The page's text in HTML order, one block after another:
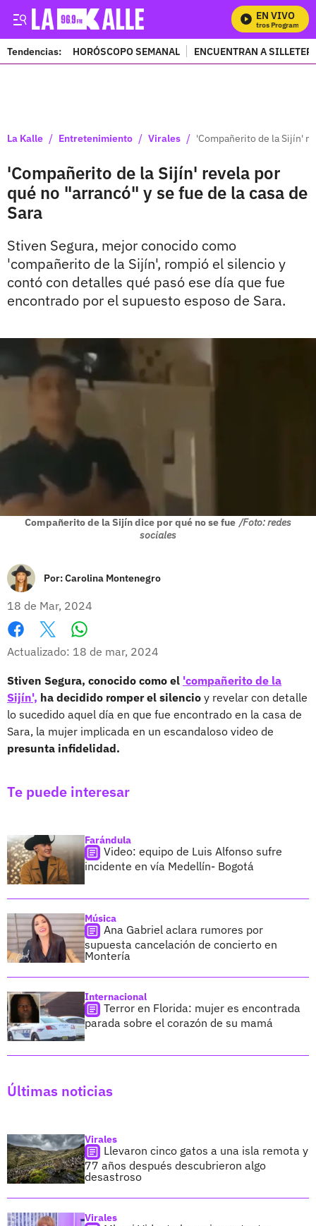
EN VIVO
Tendencias: HORÓSCOPO SEMANAL ENCUENTRAN A
La Kalle / Entretenimiento / Virales / 'Compañerito de la Sijín'
'Compañerito de la Sijín' revela por
qué no "arrancó" y se fue de la casa de
Sara
Stiven Segura, mejor conocido como
'compañerito de la Sijín', rompió el silencio y
contó con detalles qué pasó ese día que fue
encontrado por el supuesto esposo de Sara.
Compañerito de la Sijín dice por qué no se fue /Foto: redes
sociales
Por:Carolina Montenegro
18 de Mar, 2024
Facebook
X
Actualizado: 18 de mar, 2024
Stiven Segura, conocido como el 'compañerito de la
Sijín', ha decidido romper el silencio y revelar con detalle
lo sucedido aquel día en que fue encontrado en la casa de
Sara, la mujer implicada en un escandaloso video de
presunta infidelidad.
Te puede interesar
Farándula
Video: equipo de Luis Alfonso sufre
incidente en vía Medellín- Bogotá
Música
Ana Gabriel aclara rumores por
supuesta cancelación de concierto en
Montería
Internacional
Terror en Florida: mujer es encontrada
parada sobre el corazón de su mamá
Últimas noticias
Virales
Llevaron cinco gatos a una isla remota y
77 años después descubrieron algo
desastroso
Virales